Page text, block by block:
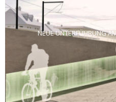
NEUE UNTERFÜHRUNG